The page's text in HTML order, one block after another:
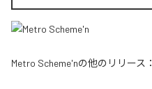
Metro Scheme'nの他のリリース：